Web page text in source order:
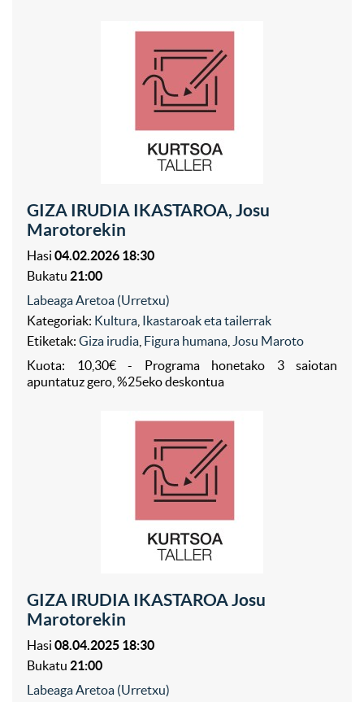
GIZA IRUDIA IKASTAROA, Josu
Marotorekin
Hasi 04.02.2026 18:30
Bukatu 21:00
Labeaga Aretoa (Urretxu)
Kategoriak: Kultura Ikastaroak eta tailerrak
Etiketak: Giza irudia Figura humana Josu Maroto
Kuota: 10,30€ - Programa honetako 3 saiotan
apuntatuz gero, %25eko deskontua
GIZA IRUDIA IKASTAROA Josu
Marotorekin
Hasi 08.04.2025 18:30
Bukatu 21:00
Labeaga Aretoa (Urretxu)